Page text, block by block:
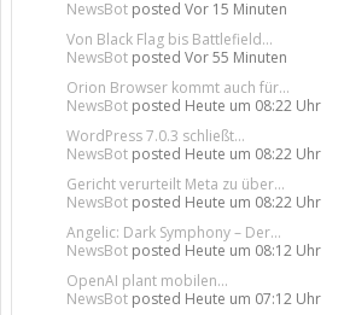
NewsBot posted Vor 15 Minuten
Von Black Flag bis Battlefield...
NewsBot posted Vor 55 Minuten
Orion Browser kommt auch für...
NewsBot posted Heute um 08:22 Uhr
WordPress 7.0.3 schließt...
NewsBot posted Heute um 08:22 Uhr
Gericht verurteilt Meta zu über...
NewsBot posted Heute um 08:22 Uhr
Angelic: Dark Symphony – Der...
NewsBot posted Heute um 08:12 Uhr
OpenAI plant mobilen...
NewsBot posted Heute um 07:12 Uhr